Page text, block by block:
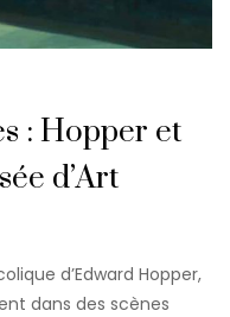
: Hopper et
d’Art
d’Edward Hopper,
dans des scènes